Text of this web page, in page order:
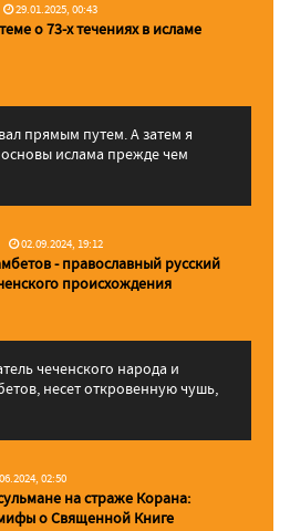
29.01.2025, 00:43
о 73-х течениях в исламе
прямым путем. А затем я
ислама прежде чем
02.09.2024, 19:12
- православный русский
происхождения
чеченского народа и
несет откровенную чушь,
02:50
на страже Корана:
о Священной Книге